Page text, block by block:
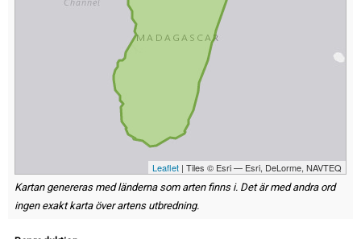
Leaflet | Tiles © Esri — Esri, DeLorme, NAVTEQ
Kartan genereras med länderna som arten finns i. Det är med andra ord
ingen exakt karta över artens utbredning.